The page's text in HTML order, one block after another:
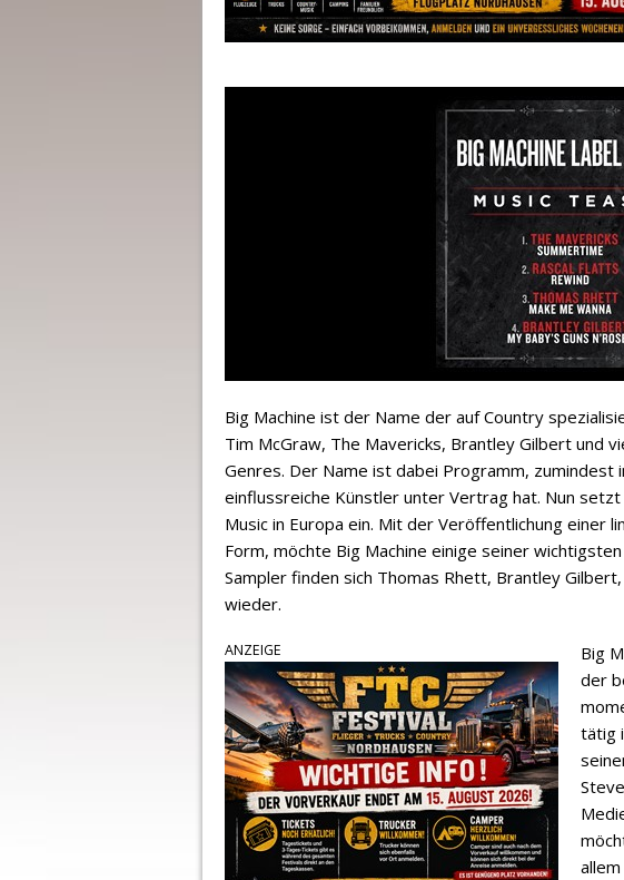
Big Machine ist der Name der auf Country
Tim McGraw, The Mavericks, Brantley Gilbert und
Genres. Der Name ist dabei Programm, zumindest
einflussreiche Künstler unter Vertrag hat. Nun
Music in Europa ein. Mit der Veröffentlichung einer
Form, möchte Big Machine einige seiner
Sampler finden sich Thomas Rhett, Brantley
wieder.
ANZEIGE
Big
der
tätig